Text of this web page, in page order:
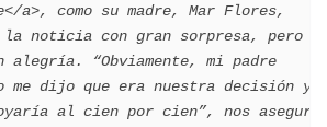
a>, como su madre, Mar Flores,
noticia con gran sorpresa, pero
alegría. “Obviamente, mi padre
dijo que era nuestra decisión y
al cien por cien”, nos asegura